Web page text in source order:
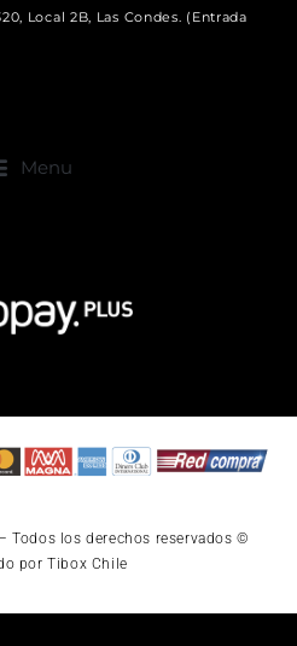
Local 2B, Las Condes. (Entrada
Todos los derechos reservados ©
por Tibox Chile